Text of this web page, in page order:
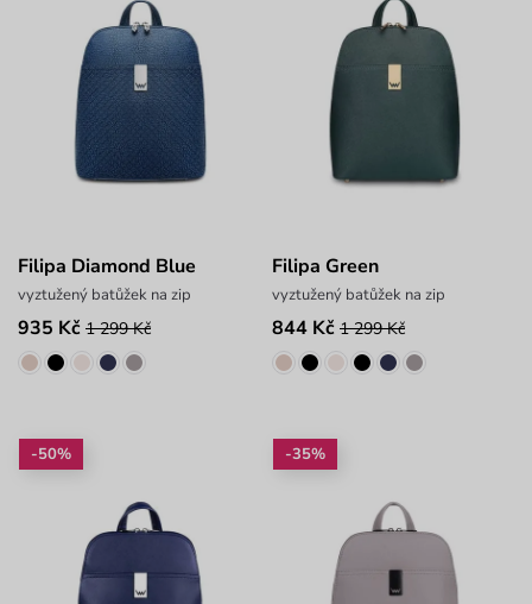
Filipa Diamond Blue
vyztužený batůžek na zip
935 Kč 1 299 Kč
Filipa Green
vyztužený batůžek na zip
844 Kč 1 299 Kč
-50% -35%